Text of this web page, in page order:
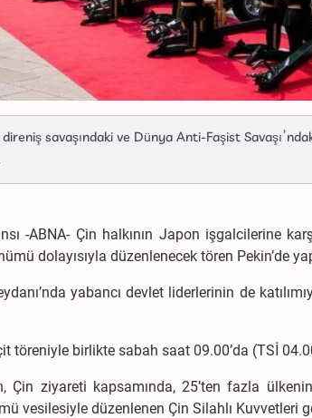
savaşındaki ve Dünya Anti-Faşist
-ABNA- Çin halkının Japon işgalcilerine
dolayısıyla düzenlenecek tören Pekin’de
yabancı devlet liderlerinin de
töreniyle birlikte sabah saat 09.00’da (TSİ
Çin ziyareti kapsamında, 25’ten fazla
vesilesiyle düzenlenen Çin Silahlı Kuvvetleri